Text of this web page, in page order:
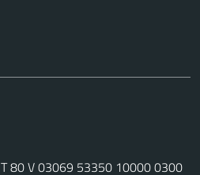
80 V 03069 53350 10000 0300